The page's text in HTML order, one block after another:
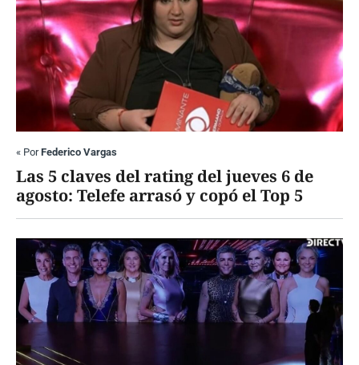
« PorFederico Vargas
Las 5 claves del rating del jueves 6 de
agosto: Telefe arrasó y copó el Top 5